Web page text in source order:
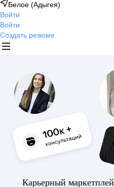
Белое (Адыгея)
Войти
Войти
Создать резюме
Карьерный